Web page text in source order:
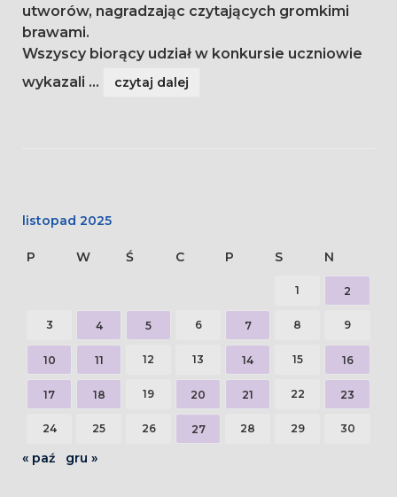
utworów, nagradzając czytających gromkimi
brawami.
Wszyscy biorący udział w konkursie uczniowie
wykazali ... czytaj dalej
listopad 2025
P W Ś C P S N
1 2
3 4 5 6 7 8 9
10 11 12 13 14 15 16
17 18 19 20 21 22 23
24 25 26 27 28 29 30
« paź gru »